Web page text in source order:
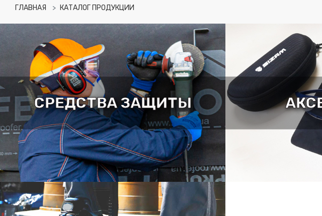
ГЛАВНАЯ КАТАЛОГ ПРОДУКЦИИ
СРЕДСТВА ЗАЩИТЫ